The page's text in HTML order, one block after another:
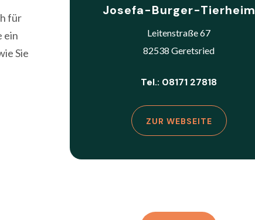
für
ein
Sie
Josefa-Burger-Tierheim
Leitenstraße 67
82538 Geretsried
Tel.: 08171 27818
ZUR WEBSEITE